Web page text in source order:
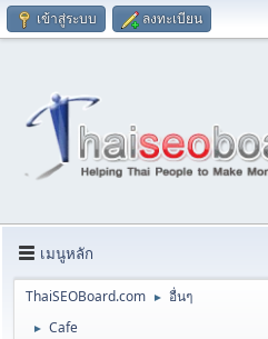
เข้าสู่ระบบ ลงทะเบียน
เมนูหลัก
ThaiSEOBoard.com ► อื่นๆ
►
Cafe